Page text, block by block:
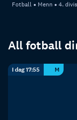
Fotball Menn 4.
All fotball
I dag 17:55 M